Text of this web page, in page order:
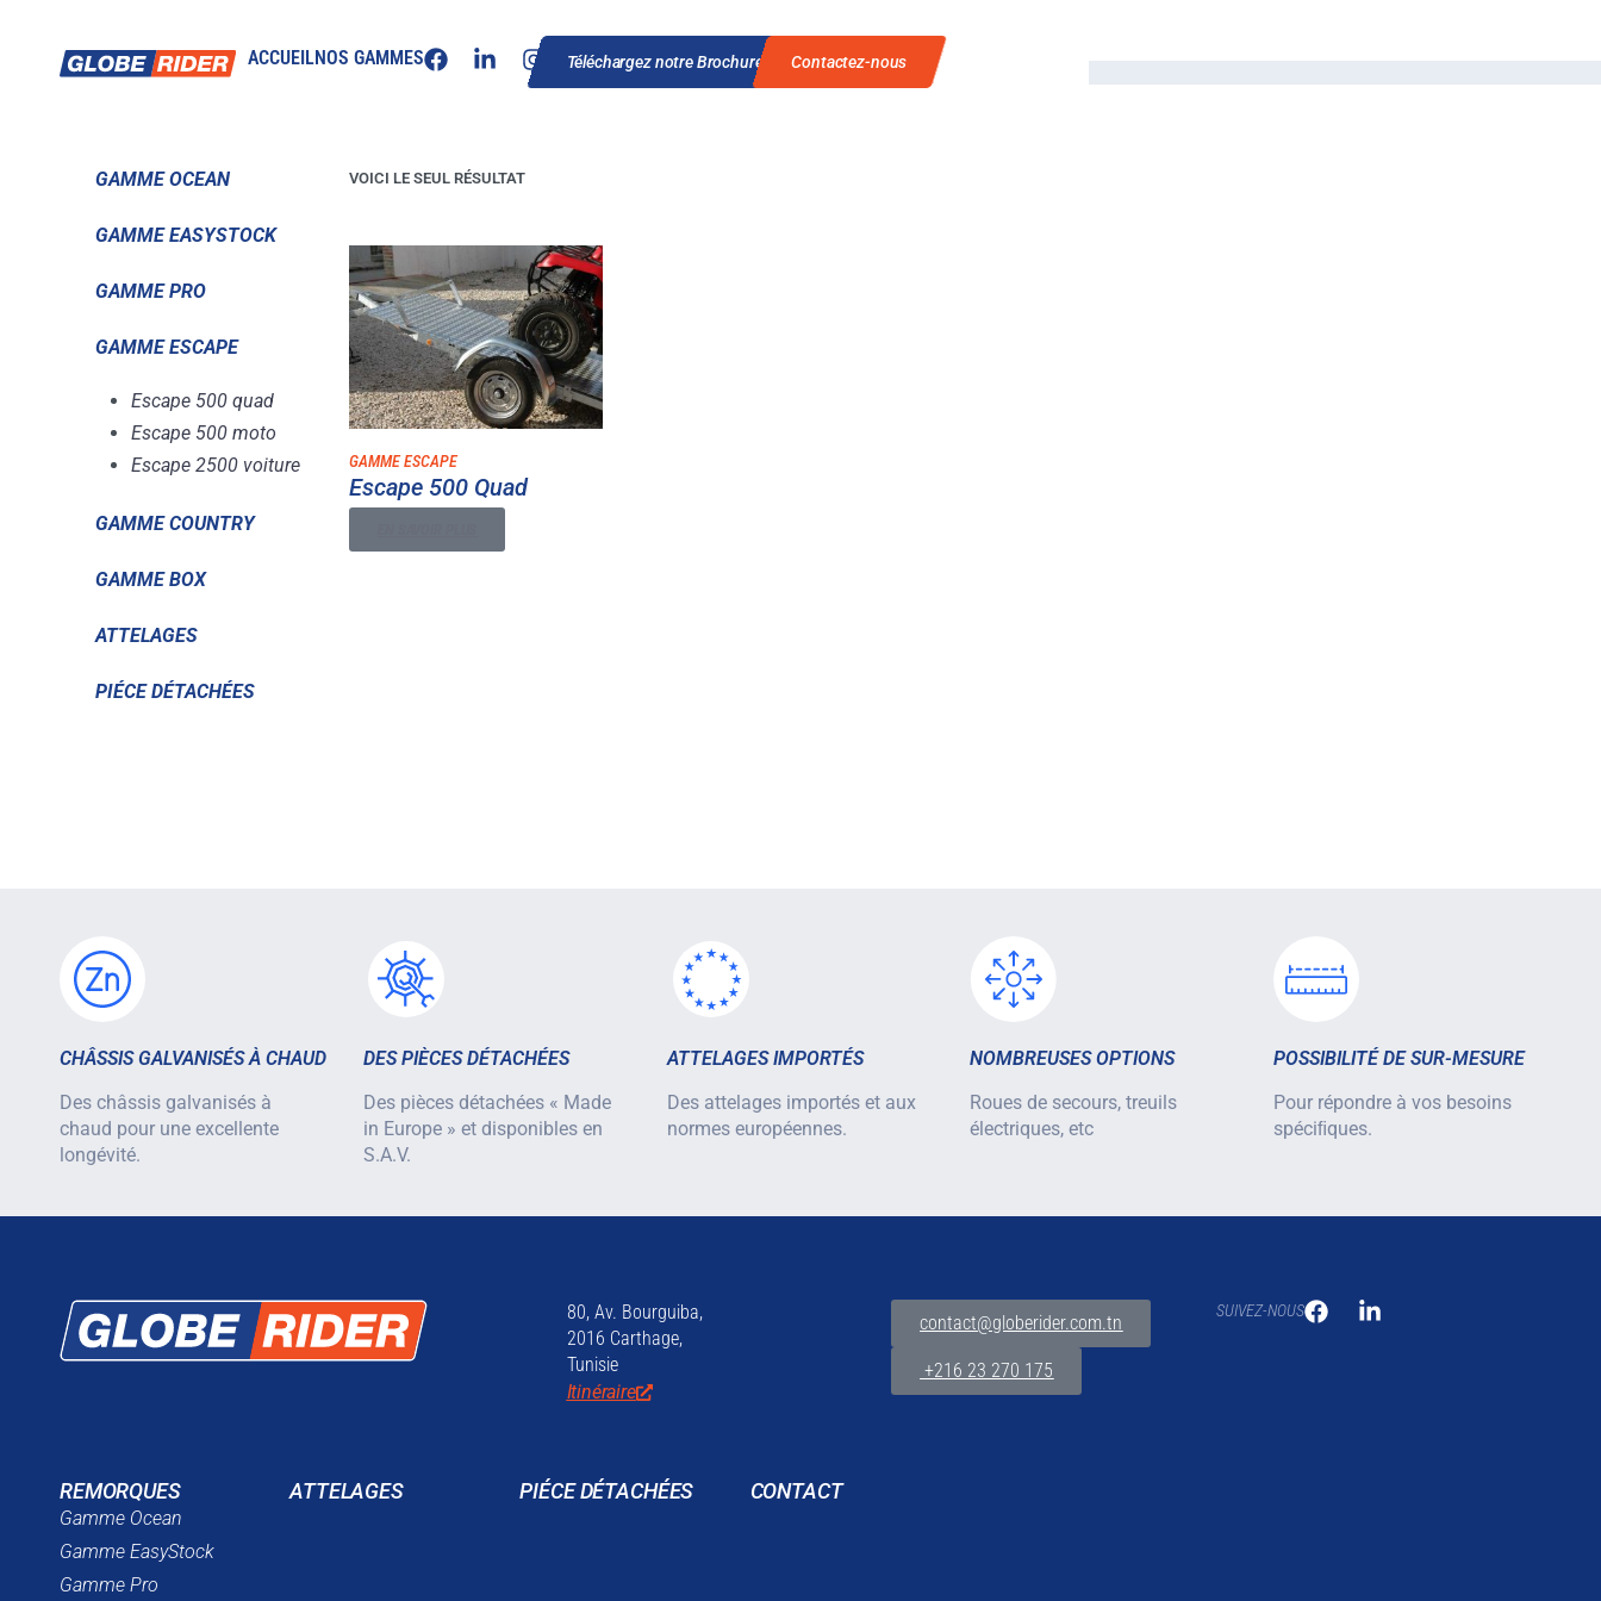
ACCUEILNOS GAMMES Téléchargez notre Brochure Contactez-nous
ESCAPE 500 QUAD
GAMME OCEAN
GAMME EASYSTOCK
GAMME PRO
GAMME ESCAPE
Escape 500 quad
Escape 500 moto
Escape 2500 voiture
GAMME COUNTRY
GAMME BOX
ATTELAGES
PIÉCE DÉTACHÉES
VOICI LE SEUL RÉSULTAT
GAMME ESCAPE
Escape 500 Quad
CHÂSSIS GALVANISÉS À CHAUD
Des châssis galvanisés à
chaud pour une excellente
longévité.
DES PIÈCES DÉTACHÉES
Des pièces détachées « Made
in Europe » et disponibles en
S.A.V.
ATTELAGES IMPORTÉS
Des attelages importés et aux
normes européennes.
NOMBREUSES OPTIONS
Roues de secours, treuils
électriques, etc
POSSIBILITÉ DE SUR-MESURE
Pour répondre à vos besoins
spéciﬁques.
80, Av. Bourguiba,
2016 Carthage,
Tunisie
Itinéraire
contact@globerider.com.tn
+216 23 270 175
SUIVEZ-NOUS
REMORQUES
Gamme Ocean
Gamme EasyStock
Gamme Pro
ATTELAGES PIÉCE DÉTACHÉES CONTACT